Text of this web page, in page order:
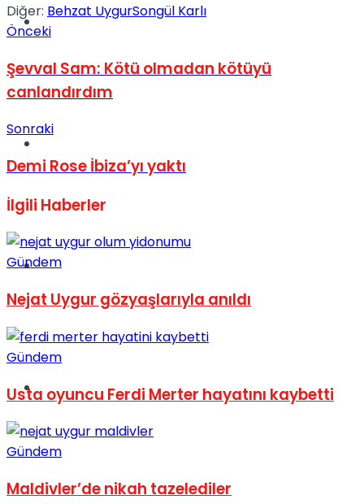
Türkiye
Sinema
Tatil
No Result
View All Result
Diğer: Behzat UygurSongül Karlı
Önceki
Şevval Sam: Kötü olmadan kötüyü
canlandırdım
Sonraki
Demi Rose İbiza’yı yaktı
İlgili Haberler
Gündem
Nejat Uygur gözyaşlarıyla anıldı
Gündem
Usta oyuncu Ferdi Merter hayatını kaybetti
Gündem
Maldivler’de nikah tazelediler